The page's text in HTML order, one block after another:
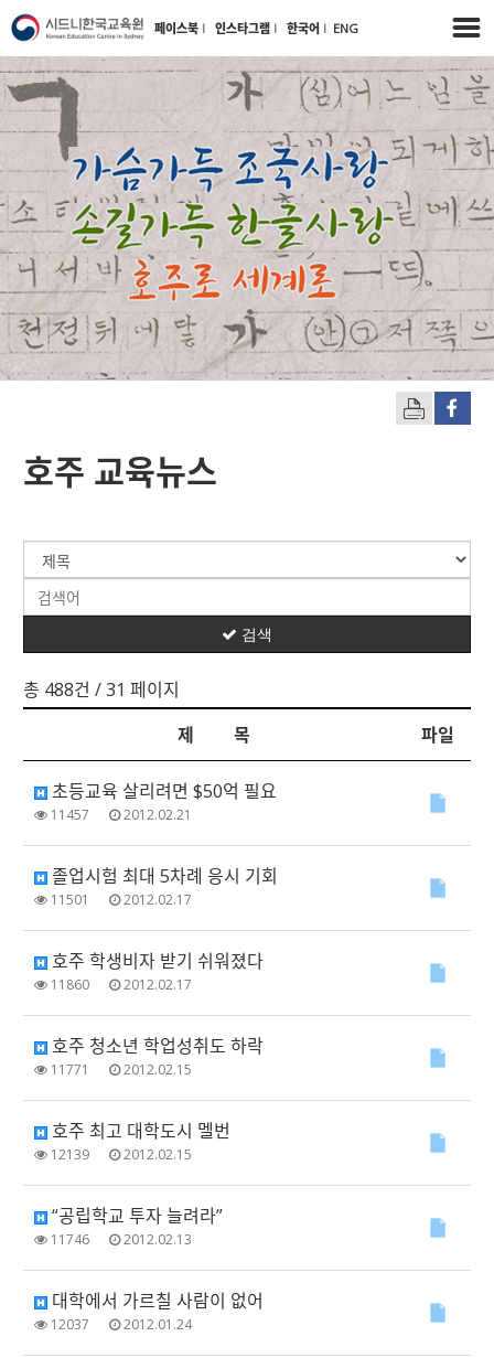
페이스북 l 인스타그램 l 한국어 l ENG
호주 교육뉴스
총 488건 / 31 페이지
검색
제 목 파일
초등교육 살리려면 $50억 필요
11457 2012.02.21
졸업시험 최대 5차례 응시 기회
11501 2012.02.17
호주 학생비자 받기 쉬워졌다
11860 2012.02.17
호주 청소년 학업성취도 하락
11771 2012.02.15
호주 최고 대학도시 멜번
12139 2012.02.15
“공립학교 투자 늘려라”
11746 2012.02.13
대학에서 가르칠 사람이 없어
12037 2012.01.24